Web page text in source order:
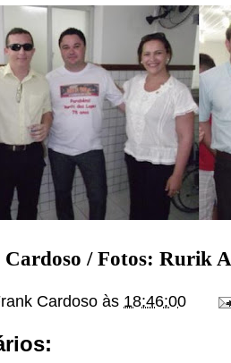
/ Fotos: Rurik
Cardoso às 18:46:00